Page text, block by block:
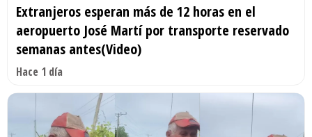
Extranjeros esperan más de 12 horas en el
aeropuerto José Martí por transporte reservado
semanas antes(Video)
Hace 1 día